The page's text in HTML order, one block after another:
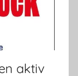
aktiv